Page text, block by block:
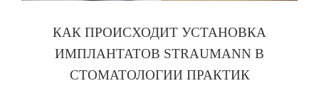
КАК ПРОИСХОДИТ УСТАНОВКА
ИМПЛАНТАТОВ STRAUMANN В
СТОМАТОЛОГИИ ПРАКТИК